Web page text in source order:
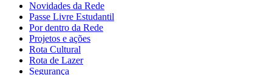
Novidades da Rede
Passe Livre Estudantil
Por dentro da Rede
Projetos e ações
Rota Cultural
Rota de Lazer
Segurança